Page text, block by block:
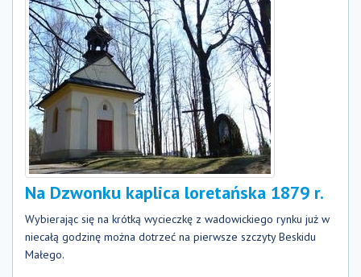
Na Dzwonku kaplica loretańska 1879 r.
Wybierając się na krótką wycieczkę z wadowickiego rynku już w
niecałą godzinę można dotrzeć na pierwsze szczyty Beskidu
Małego.